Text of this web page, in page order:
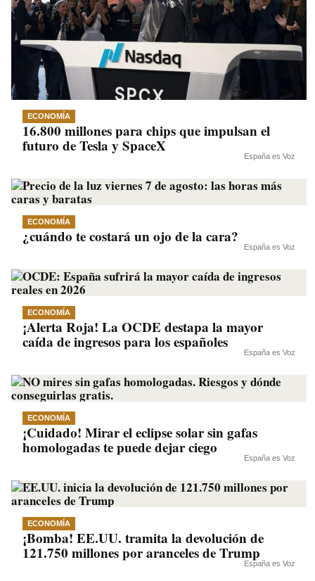
ECONOMÍA
16.800 millones para chips que impulsan el
futuro de Tesla y SpaceX
España es Voz
ECONOMÍA
¿cuándo te costará un ojo de la cara?
España es Voz
ECONOMÍA
¡Alerta Roja! La OCDE destapa la mayor
caída de ingresos para los españoles
España es Voz
ECONOMÍA
¡Cuidado! Mirar el eclipse solar sin gafas
homologadas te puede dejar ciego
España es Voz
ECONOMÍA
¡Bomba! EE.UU. tramita la devolución de
121.750 millones por aranceles de Trump
España es Voz